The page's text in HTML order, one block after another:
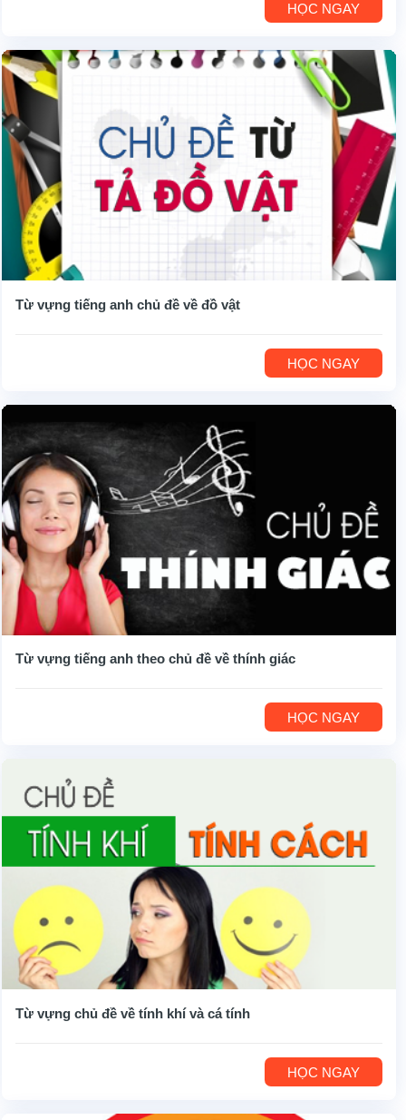
HỌC NGAY
Từ vựng tiếng anh chủ đề về đồ vật
HỌC NGAY
Từ vựng tiếng anh theo chủ đề về thính giác
HỌC NGAY
Từ vựng chủ đề về tính khí và cá tính
HỌC NGAY